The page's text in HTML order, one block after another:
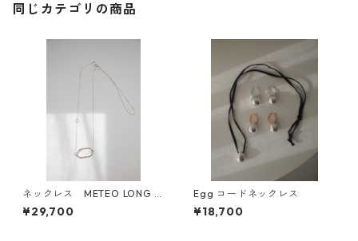
同じカテゴリの商品
ネックレス METEO LONG N
ECKLACE
¥29,700
Egg コードネックレス
¥18,700